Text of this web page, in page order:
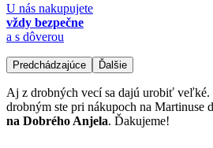
U nás nakupujete
vždy bezpečne
a s dôverou
Predchádzajúce Ďalšie
Aj z drobných vecí sa dajú urobiť
drobným ste pri nákupoch na Martinuse
na Dobrého Anjela. Ďakujeme!